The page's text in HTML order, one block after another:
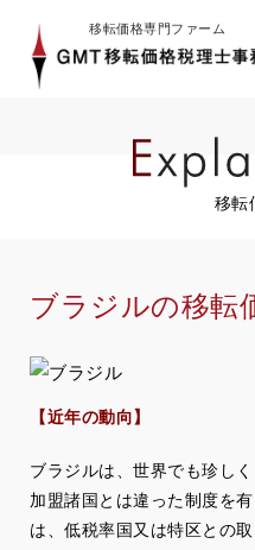
移転価格専門ファーム
移転
ブラジルの移転
【近年の動向】
ブラジルは、世界でも珍し
加盟諸国とは違った制度を
は、低税率国又は特区との